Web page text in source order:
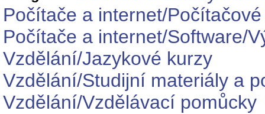
Počítače a internet/
Počítače a internet/Software/
Vzdělání/Jazykové kurzy
Vzdělání/Studijní materiály a
Vzdělání/Vzdělávací pomůcky